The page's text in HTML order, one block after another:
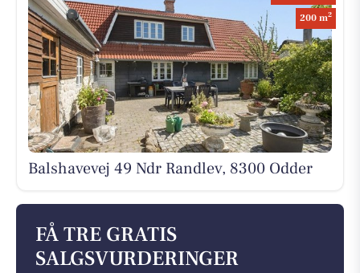
200 m2
Balshavevej 49 Ndr Randlev, 8300 Odder
FÅ TRE GRATIS
SALGSVURDERINGER